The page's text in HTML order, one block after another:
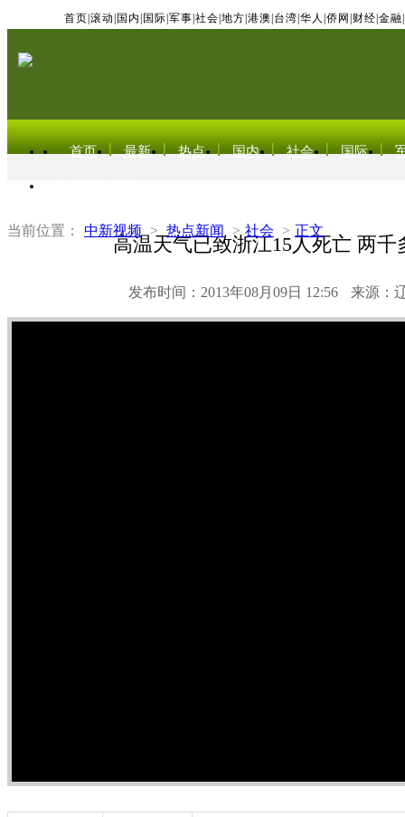
首页 滚动 国内 国际 军事 社会 地方 港澳 台湾 华人 侨网 财经 金融
首页 最新 热点 国内 社会 国际
当前位置： 中新视频 > 热点新闻 > 社会 > 正文
高温天气已致浙江15人死亡 两千
发布时间：2013年08月09日 12:56 来源：